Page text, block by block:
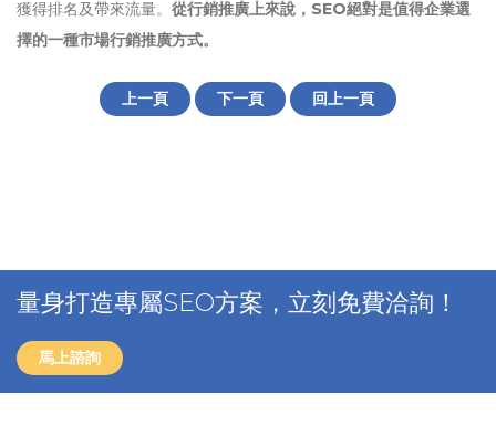
獲得排名及帶來流量。 從行銷推廣上來說，SEO絕對是值得企業選
擇的一種市場行銷推廣方式。
上一頁 下一頁 回上一頁
量身打造專屬SEO方案，立刻免費洽詢！
馬上諮詢